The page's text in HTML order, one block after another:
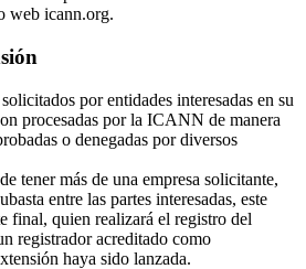
web icann.org.
por entidades interesadas en su
procesadas por la ICANN de manera
o denegadas por diversos
tener más de una empresa solicitante,
entre las partes interesadas, este
final, quien realizará el registro del
registrador acreditado como
haya sido lanzada.